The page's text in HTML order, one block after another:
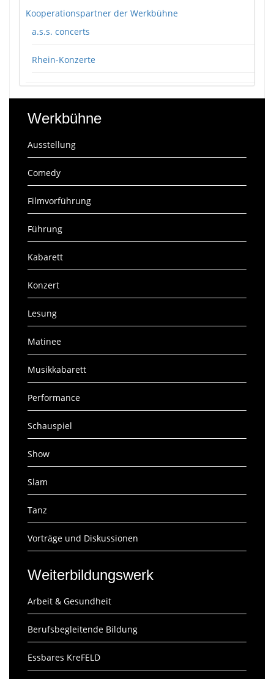
Kooperationspartner der Werkbühne
a.s.s. concerts
Rhein-Konzerte
Werkbühne
Ausstellung
Comedy
Filmvorführung
Führung
Kabarett
Konzert
Lesung
Matinee
Musikkabarett
Performance
Schauspiel
Show
Slam
Tanz
Vorträge und Diskussionen
Weiterbildungswerk
Arbeit & Gesundheit
Berufsbegleitende Bildung
Essbares KreFELD